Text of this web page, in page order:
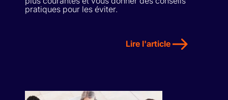
pratiques pour les éviter.
Lire l'article